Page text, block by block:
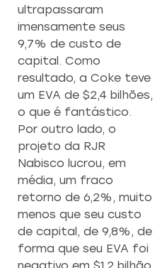
ultrapassaram
imensamente seus
9,7% de custo de
capital. Como
resultado, a Coke teve
um EVA de $2,4 bilhões,
o que é fantástico.
Por outro lado, o
projeto da RJR
Nabisco lucrou, em
média, um fraco
retorno de 6,2%, muito
menos que seu custo
de capital, de 9,8%, de
forma que seu EVA foi